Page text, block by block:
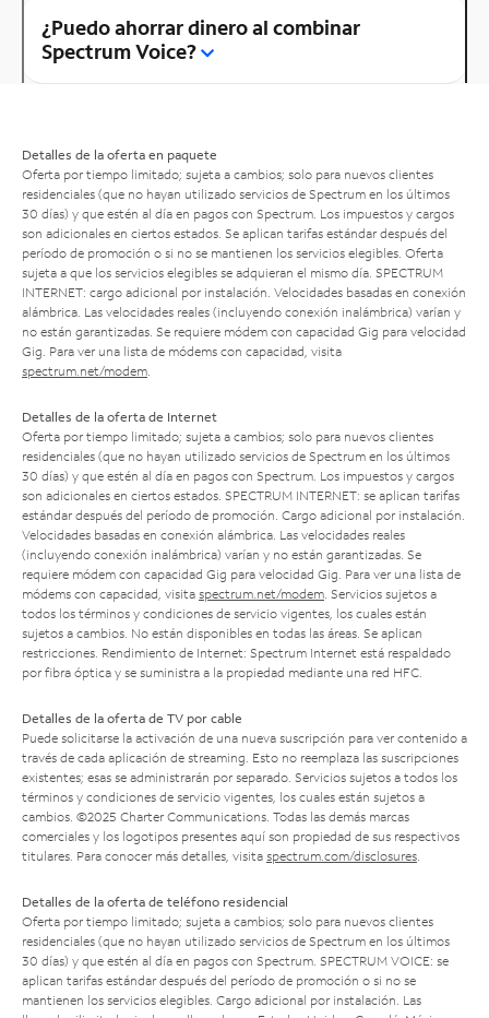
¿Puedo ahorrar dinero al combinar
Spectrum Voice?
Detalles de la oferta en paquete
Oferta por tiempo limitado; sujeta a cambios; solo para nuevos clientes
residenciales (que no hayan utilizado servicios de Spectrum en los últimos
30 días) y que estén al día en pagos con Spectrum. Los impuestos y cargos
son adicionales en ciertos estados. Se aplican tarifas estándar después del
período de promoción o si no se mantienen los servicios elegibles. Oferta
sujeta a que los servicios elegibles se adquieran el mismo día. SPECTRUM
INTERNET: cargo adicional por instalación. Velocidades basadas en conexión
alámbrica. Las velocidades reales (incluyendo conexión inalámbrica) varían y
no están garantizadas. Se requiere módem con capacidad Gig para velocidad
Gig. Para ver una lista de módems con capacidad, visita
spectrum.net/modem
Detalles de la oferta de Internet
Oferta por tiempo limitado; sujeta a cambios; solo para nuevos clientes
residenciales (que no hayan utilizado servicios de Spectrum en los últimos
30 días) y que estén al día en pagos con Spectrum. Los impuestos y cargos
son adicionales en ciertos estados. SPECTRUM INTERNET: se aplican tarifas
estándar después del período de promoción. Cargo adicional por instalación.
Velocidades basadas en conexión alámbrica. Las velocidades reales
(incluyendo conexión inalámbrica) varían y no están garantizadas. Se
requiere módem con capacidad Gig para velocidad Gig. Para ver una lista de
módems con capacidad, visita spectrum.net/modem . Servicios sujetos a
todos los términos y condiciones de servicio vigentes, los cuales están
sujetos a cambios. No están disponibles en todas las áreas. Se aplican
restricciones. Rendimiento de Internet: Spectrum Internet está respaldado
por fibra óptica y se suministra a la propiedad mediante una red HFC.
Detalles de la oferta de TV por cable
Puede solicitarse la activación de una nueva suscripción para ver contenido a
través de cada aplicación de streaming. Esto no reemplaza las suscripciones
existentes; esas se administrarán por separado. Servicios sujetos a todos los
términos y condiciones de servicio vigentes, los cuales están sujetos a
cambios. ©2025 Charter Communications. Todas las demás marcas
comerciales y los logotipos presentes aquí son propiedad de sus respectivos
titulares. Para conocer más detalles, visita spectrum.com/disclosures
Detalles de la oferta de teléfono residencial
Oferta por tiempo limitado; sujeta a cambios; solo para nuevos clientes
residenciales (que no hayan utilizado servicios de Spectrum en los últimos
30 días) y que estén al día en pagos con Spectrum. SPECTRUM VOICE: se
aplican tarifas estándar después del período de promoción o si no se
mantienen los servicios elegibles. Cargo adicional por instalación. Las